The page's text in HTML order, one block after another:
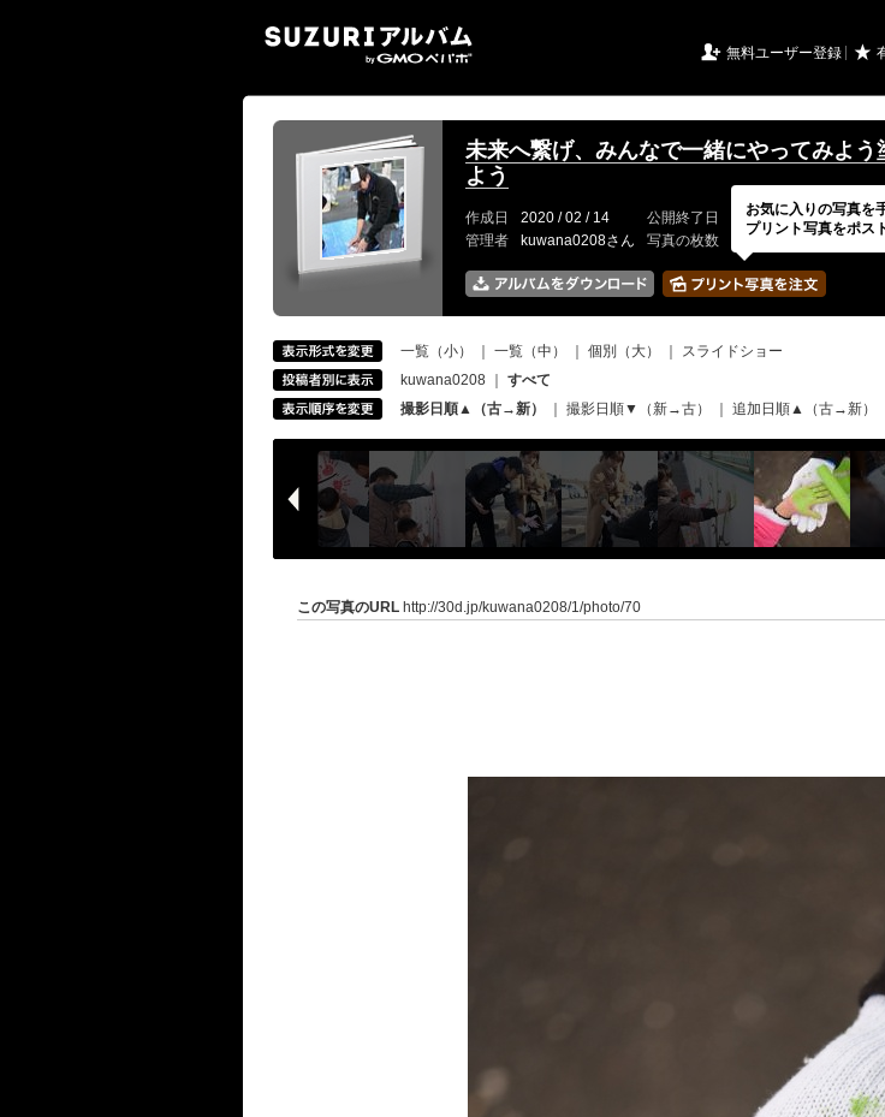
 無料ユーザー登録 ★
未来へ繋げ、みんなで一緒にやってみよう
よう
作成日 2020 / 02 / 14 公開終了日 無期限 イベント
管理者
kuwana0208さん 写真の枚数 143 / 150枚
一覧（小） 一覧（中） 個別（大）
スライドショー
kuwana0208
すべて
撮影日順▲（古→新）
撮影日順▼（新→古） 追加日順▲（古→新）
この写真のURL http://30d.jp/kuwana0208/1/photo/70
お気に入りの写真を
プリント写真をポス